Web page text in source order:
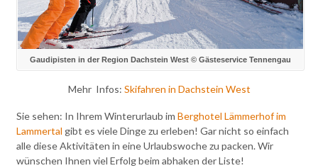
Gaudipisten in der Region Dachstein West © Gästeservice Tennengau
Mehr Infos: Skifahren in Dachstein West
Sie sehen: In Ihrem Winterurlaub im Berghotel Lämmerhof im
Lammertal gibt es viele Dinge zu erleben! Gar nicht so einfach
alle diese Aktivitäten in eine Urlaubswoche zu packen. Wir
wünschen Ihnen viel Erfolg beim abhaken der Liste!